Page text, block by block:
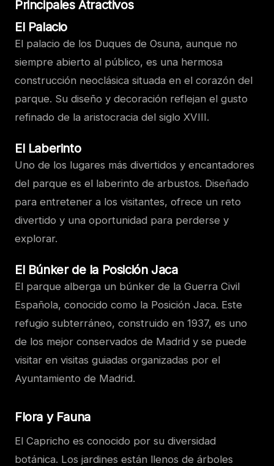
Principales Atractivos
El Palacio
El palacio de los Duques de Osuna, aunque no
siempre abierto al público, es una hermosa
construcción neoclásica situada en el corazón del
parque. Su diseño y decoración reflejan el gusto
refinado de la aristocracia del siglo XVIII.
El Laberinto
Uno de los lugares más divertidos y encantadores
del parque es el laberinto de arbustos. Diseñado
para entretener a los visitantes, ofrece un reto
divertido y una oportunidad para perderse y
explorar.
El Búnker de la Posición Jaca
El parque alberga un búnker de la Guerra Civil
Española, conocido como la Posición Jaca. Este
refugio subterráneo, construido en 1937, es uno
de los mejor conservados de Madrid y se puede
visitar en visitas guiadas organizadas por el
Ayuntamiento de Madrid.
Flora y Fauna
El Capricho es conocido por su diversidad
botánica. Los jardines están llenos de árboles